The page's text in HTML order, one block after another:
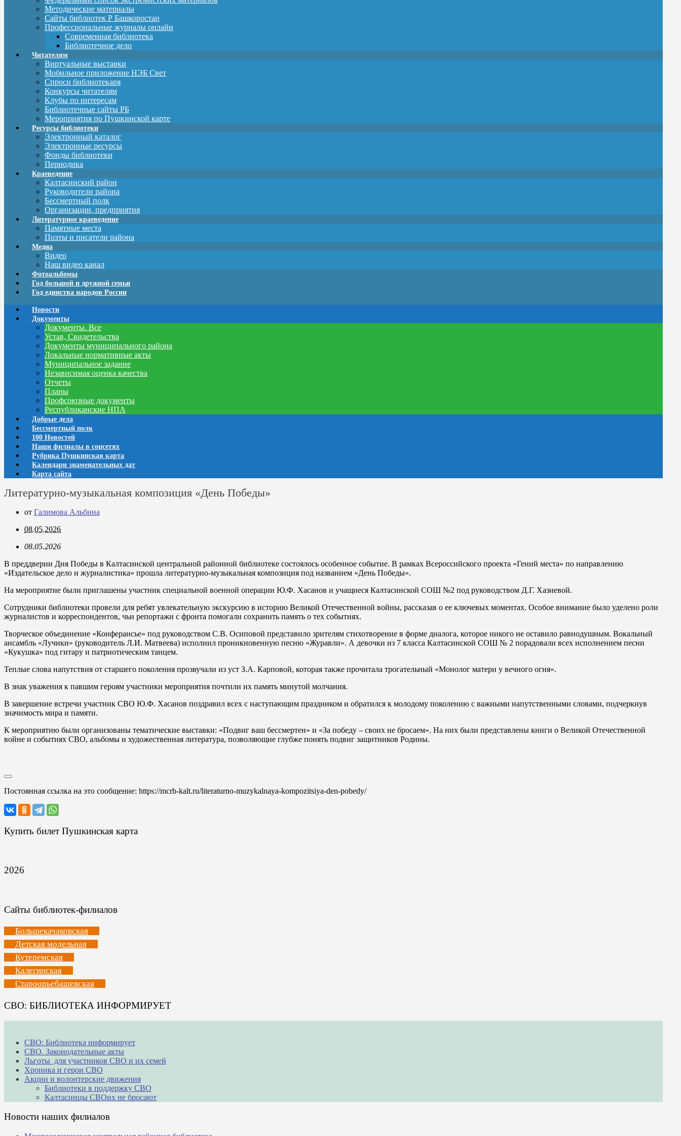
Методические материалы
Сайты библиотек Р Башкоростан
Профессиональные журналы онлайн
Современная библиотека
Библиотечное дело
Читателям
Виртуальные выставки
Мобильное приложение НЭБ Свет
Спроси библиотекаря
Конкурсы читателям
Клубы по интересам
Библиотечные сайты РБ
Мероприятия по Пушкинской карте
Ресурсы библиотеки
Электронный каталог
Электронные ресурсы
Фонды библиотеки
Периодика
Краеведение
Калтасинский район
Руководители района
Бессмертный полк
Организации, предприятия
Литературное краеведение
Памятные места
Поэты и писатели района
Медиа
Видео
Наш видео канал
Фотоальбомы
Год большой и дружной семьи
Год единства народов России
Новости
Документы
Документы. Все
Устав, Свидетельства
Документы муниципального района
Локальные нормативные акты
Муниципальное задание
Независимая оценка качества
Отчеты
Планы
Профсоюзные документы
Республиканские НПА
Добрые дела
Бессмертный полк
100 Новостей
Наши филиалы в соцсетях
Рубрика Пушкинская карта
Календари знаменательных дат
Карта сайта
Литературно-музыкальная композиция «День Победы»
от Галимова Альбина
08.05.2026
08.05.2026
В преддверии Дня Победы в Калтасинской центральной районной библиотеке состоялось особенное событие. В рамках Всероссийского проекта «Гений места» по направлению
«Издательское дело и журналистика» прошла литературно-музыкальная композиция под названием «День Победы».
На мероприятие были приглашены участник специальной военной операции Ю.Ф. Хасанов и учащиеся Калтасинской СОШ №2 под руководством Д.Г. Хазиевой.
Сотрудники библиотеки провели для ребят увлекательную экскурсию в историю Великой Отечественной войны, рассказав о ее ключевых моментах. Особое внимание было уделено роли
журналистов и корреспондентов, чьи репортажи с фронта помогали сохранить память о тех событиях.
Творческое объединение «Конферансье» под руководством С.В. Осиповой представило зрителям стихотворение в форме диалога, которое никого не оставило равнодушным. Вокальный
ансамбль «Лучики» (руководитель Л.И. Матвеева) исполнил проникновенную песню «Журавли». А девочки из 7 класса Калтасинской СОШ № 2 порадовали всех исполнением песни
«Кукушка» под гитару и патриотическим танцем.
Теплые слова напутствия от старшего поколения прозвучали из уст З.А. Карповой, которая также прочитала трогательный «Монолог матери у вечного огня».
В знак уважения к павшим героям участники мероприятия почтили их память минутой молчания.
В завершение встречи участник СВО Ю.Ф. Хасанов поздравил всех с наступающим праздником и обратился к молодому поколению с важными напутственными словами, подчеркнув
значимость мира и памяти.
К мероприятию были организованы тематические выставки: «Подвиг ваш бессмертен» и «За победу – своих не бросаем». На них были представлены книги о Великой Отечественной
войне и событиях СВО, альбомы и художественная литература, позволяющие глубже понять подвиг защитников Родины.
Постоянная ссылка на это сообщение: https://mcrb-kalt.ru/literaturno-muzykalnaya-kompozitsiya-den-pobedy/
Купить билет Пушкинская карта
2026
Сайты библиотек-филиалов
Большекачаковская
Детская модельная
Кутеремская
Калегинская
Староорьебашевская
СВО: БИБЛИОТЕКА ИНФОРМИРУЕТ
СВО: Библиотека информирует
СВО. Законодательные акты
Льготы для участников СВО и их семей
Хроника и герои СВО
Акции и волонтерские движения
Библиотеки в поддержку СВО
Калтасинцы СВОих не бросают
Новости наших филиалов